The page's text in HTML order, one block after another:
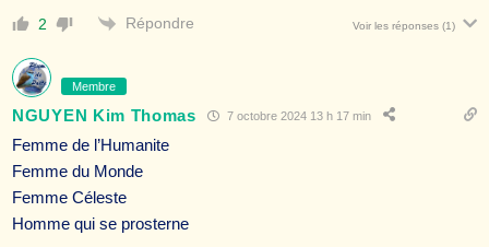
2 Répondre Voir les réponses (1)
Membre
NGUYEN Kim Thomas 7 octobre 2024 13 h 17 min
Femme de l’Humanite
Femme du Monde
Femme Céleste
Homme qui se prosterne